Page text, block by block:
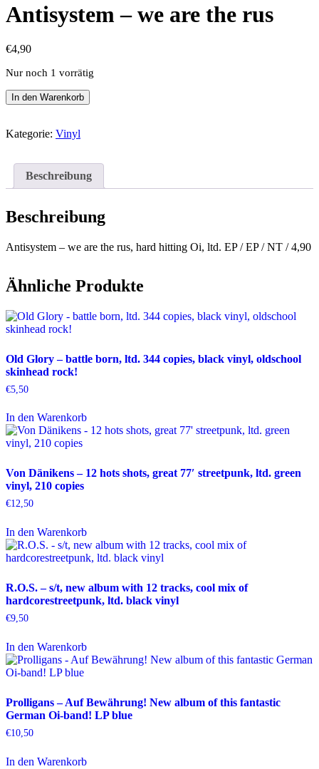
Antisystem – we are the rus
€4,90
Nur noch 1 vorrätig
Antisystem
-
are
Menge
In den Warenkorb
Kategorie: Vinyl
Beschreibung
Beschreibung
Antisystem – we are the rus, hard hitting Oi, ltd. EP / EP / NT / 4,90
Ähnliche Produkte
Old Glory – battle born, ltd. 344 copies, black vinyl, oldschool
skinhead rock!
€5,50
In den Warenkorb
Von Dänikens – 12 hots shots, great 77′ streetpunk, ltd. green
vinyl, 210 copies
€12,50
In den Warenkorb
R.O.S. – s/t, new album with 12 tracks, cool mix of
hardcorestreetpunk, ltd. black vinyl
€9,50
In den Warenkorb
Prolligans – Auf Bewährung! New album of this fantastic
German Oi-band! LP blue
€10,50
In den Warenkorb